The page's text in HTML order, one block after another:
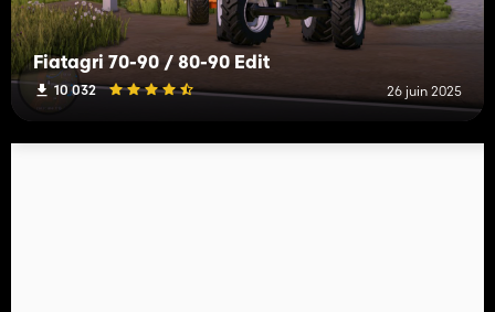
Fiatagri 70-90 / 80-90 Edit
10 032 26 juin 2025